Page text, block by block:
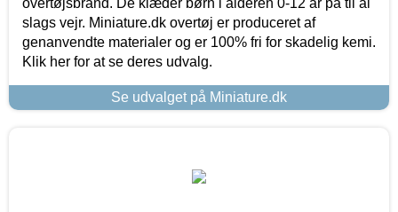
slags vejr. Miniature.dk overtøj er produceret af
genanvendte materialer og er 100% fri for skadelig kemi.
Klik her for at se deres udvalg.
Se udvalget på Miniature.dk